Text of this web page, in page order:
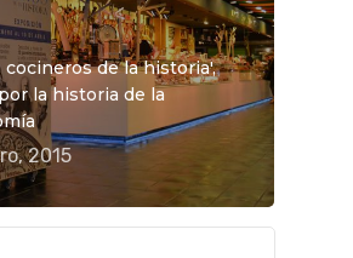
cocineros de la historia',
la historia de la
2015